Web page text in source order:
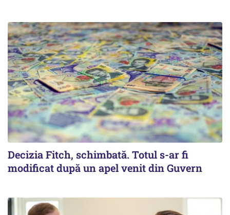
Decizia Fitch, schimbată. Totul s-ar fi
modificat după un apel venit din Guvern